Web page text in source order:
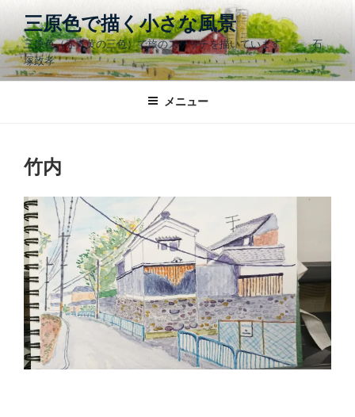
テ
ン
ツ
三原色で描く小さな風景
三原色（赤青黄の三色）で旅のスケッチを描いています 石
塚政孝
メニュー
竹内